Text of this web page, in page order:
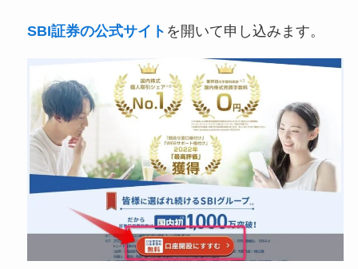
SBI証券の公式サイト を開いて申し込みます。